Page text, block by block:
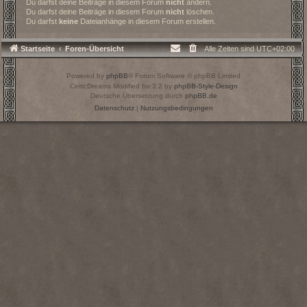
Du darfst deine Beiträge in diesem Forum nicht ändern.
Du darfst deine Beiträge in diesem Forum nicht löschen.
Du darfst keine Dateianhänge in diesem Forum erstellen.
Startseite Foren-Übersicht Alle Zeiten sindUTC+02:00
Powered by phpBB® Forum Software © phpBB Limited
CelticDreams Modified for 3.2 by phpBB-Style-Design
Deutsche Übersetzung durch phpBB.de
Datenschutz| Nutzungsbedingungen